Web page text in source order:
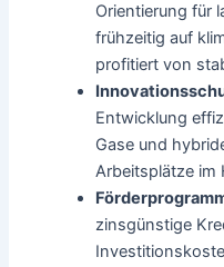
Orientierung für
frühzeitig auf
profitiert von
Entwicklung
Gase und
Arbeitsplätze im
zinsgünstige